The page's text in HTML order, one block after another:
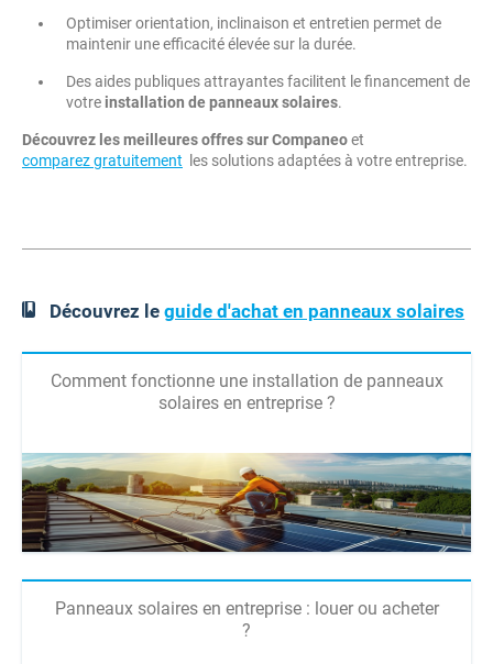
Optimiser orientation, inclinaison et entretien permet de
maintenir une efficacité élevée sur la durée.
Des aides publiques attrayantes facilitent le financement de
votre installation de panneaux solaires.
Découvrez les meilleures offres sur Companeoet
comparez gratuitement les solutions adaptées à votre entreprise.
Découvrez leguide d'achat en panneaux solaires
Comment fonctionne une installation de panneaux
solaires en entreprise ?
Panneaux solaires en entreprise : louer ou acheter
?